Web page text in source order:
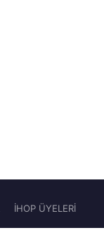
İHOP ÜYELERİ